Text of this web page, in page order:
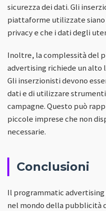
sicurezza dei dati. Gli
piattaforme utilizzate
privacy e che i dati degli
Inoltre, la complessità del
advertising richiede un alto
Gli inserzionisti devono
dati e di utilizzare
campagne. Questo può
piccole imprese che non
necessarie.
Conclusioni
Il programmatic
nel mondo della pubblicità